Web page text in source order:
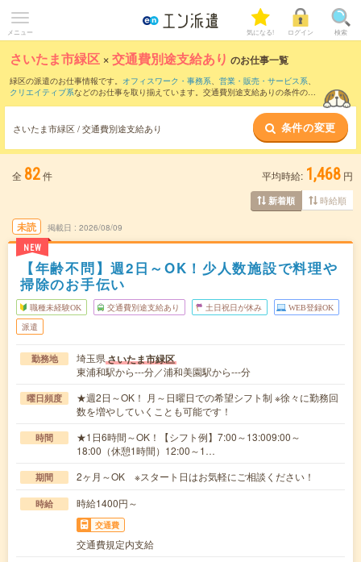
メニュー 気になる! ログイン 検索
さいたま市緑区 ×交通費別途支給あり のお仕事一覧
緑区の派遣のお仕事情報です。 オフィスワーク・事務系、 営業・販売・サービス系、
クリエイティブ系などのお仕事を取り揃えています。交通費別途支給ありの条件の他
さいたま市緑区 / 交通費別途支給あり 条件の変更
全 82件 平均時給: 1,468 円
新着順 時給順
未読
NEW
掲載日 2026/08/09
【年齢不問】週2日～OK！少人数施設で料理や
掃除のお手伝い
職種未経験OK 交通費別途支給あり 土日祝日が休み WEB登録OK
派遣
勤務地 埼玉県さいたま市緑区
東浦和駅から---分／浦和美園駅から---分
曜日頻度
★週2日～OK！ 月～日曜日での希望シフト制 ※徐々に勤務回
数を増やしていくことも可能です！
時間
★1日6時間～OK！【シフト例】7:00～13:009:00～
18:00（休憩1時間）12:00～1…
期間 2ヶ月～OK ※スタート日はお気軽にご相談ください！
時給 時給1400円～
交通費
交通費規定内支給